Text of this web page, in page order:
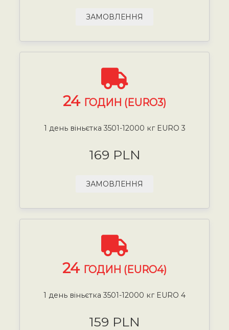
ЗАМОВЛЕННЯ
24 ГОДИН (EURO3)
1 день віньєтка 3501-12000 кг EURO 3
169 PLN
ЗАМОВЛЕННЯ
24 ГОДИН (EURO4)
1 день віньєтка 3501-12000 кг EURO 4
159 PLN